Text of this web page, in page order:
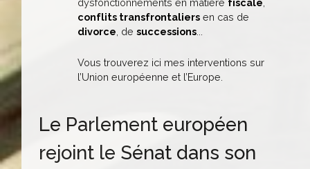
dysfonctionnements en matière fiscale
conflits transfrontaliers en cas de
divorce , de successions
Vous trouverez ici mes interventions sur
l’Union européenne et l’Europe.
Le Parlement européen
rejoint le Sénat dans son